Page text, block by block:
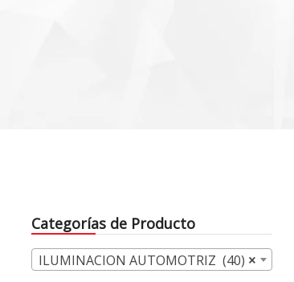
Categorías de Producto
×
ILUMINACION AUTOMOTRIZ (40)